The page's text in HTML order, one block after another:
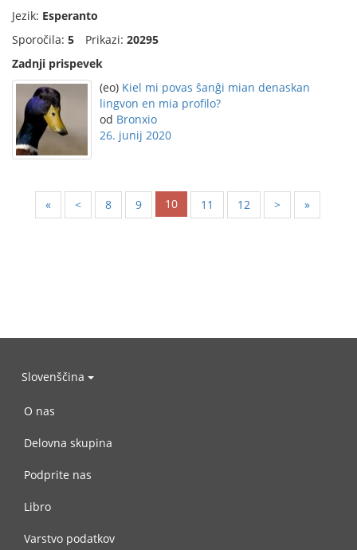
Jezik: Esperanto
Sporočila: 5 Prikazi: 20295
Zadnji prispevek
(eo) Kiel mi povas ŝanĝi mian denaskan
lingvon en mia profilo?
od Bronxio
26. junij 2020
« < 8 9 10 11 12 > »
Slovenščina
O nas
Delovna skupina
Podprite nas
Libro
Varstvo podatkov